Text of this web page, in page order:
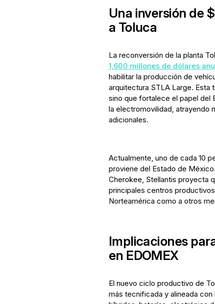
Una inversión de
a Toluca
La reconversión de la planta
1,600 millones de dólares
habilitar la producción de
arquitectura STLA Large. Esta
sino que fortalece el papel del
la electromovilidad, atrayendo
adicionales.
Actualmente, uno de cada 10
proviene del Estado de
Cherokee, Stellantis proyecta
principales centros
Norteamérica como a otros
Implicaciones
en EDOMEX
El nuevo ciclo productivo de
más tecnificada y alineada